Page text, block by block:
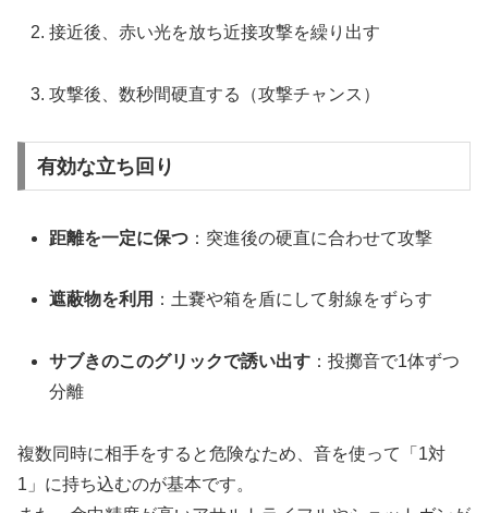
接近後、赤い光を放ち近接攻撃を繰り出す
攻撃後、数秒間硬直する（攻撃チャンス）
有効な立ち回り
距離を一定に保つ ：突進後の硬直に合わせて攻撃
遮蔽物を利用 ：土嚢や箱を盾にして射線をずらす
サブきのこのグリックで誘い出す ：投擲音で1体ずつ
分離
複数同時に相手をすると危険なため、音を使って「1対
1」に持ち込むのが基本です。